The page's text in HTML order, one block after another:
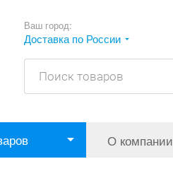
Ваш город:
Доставка по России
О компании